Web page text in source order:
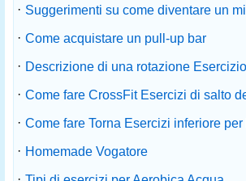
· Suggerimenti su come diventare un
· Come acquistare un pull-up bar
· Descrizione di una rotazione
· Come fare CrossFit Esercizi di salto
· Come fare Torna Esercizi inferiore
· Homemade Vogatore